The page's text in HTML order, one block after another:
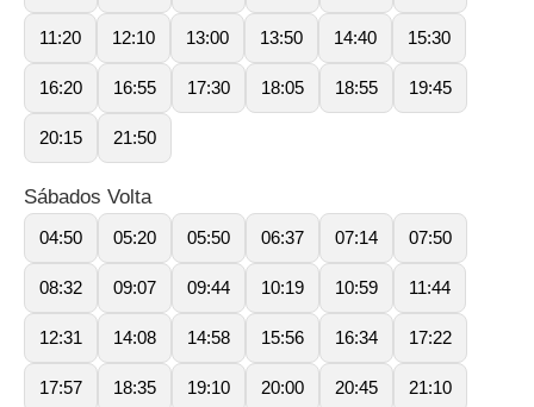
11:20 12:10 13:00 13:50 14:40 15:30
16:20 16:55 17:30 18:05 18:55 19:45
20:15 21:50
Sábados Volta
04:50 05:20 05:50 06:37 07:14 07:50
08:32 09:07 09:44 10:19 10:59 11:44
12:31 14:08 14:58 15:56 16:34 17:22
17:57 18:35 19:10 20:00 20:45 21:10